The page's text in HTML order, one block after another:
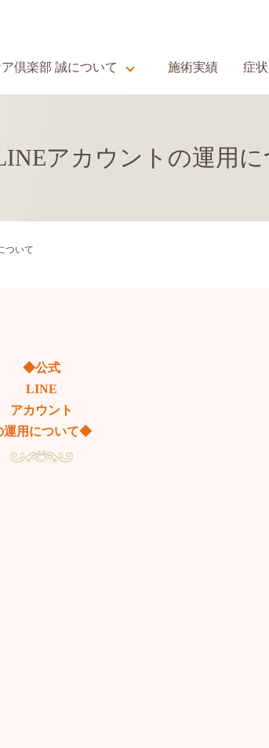
倶楽部 誠について 施術実績 症状
アカウントの運用に
ついて
◆公式
LINE
アカウント
運用について◆